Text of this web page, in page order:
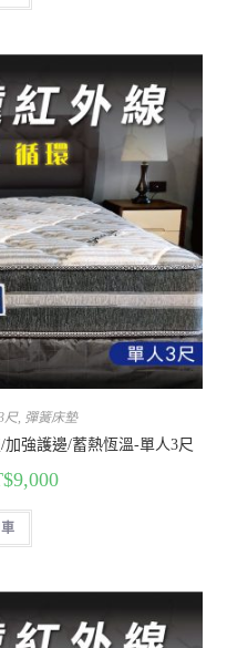
尺, 彈簧床墊
強護邊/蓄熱恆溫-單人3尺
9,000